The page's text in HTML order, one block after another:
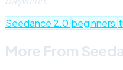
Seedance 2.0 beginners
More From